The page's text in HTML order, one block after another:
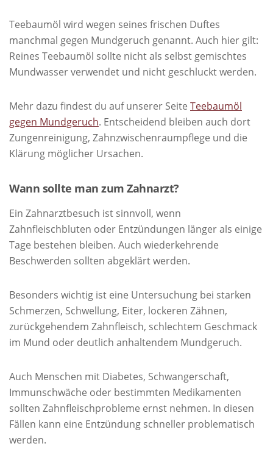
Teebaumöl wird wegen seines frischen Duftes
manchmal gegen Mundgeruch genannt. Auch hier gilt:
Reines Teebaumöl sollte nicht als selbst gemischtes
Mundwasser verwendet und nicht geschluckt werden.
Mehr dazu findest du auf unserer Seite Teebaumöl
gegen Mundgeruch. Entscheidend bleiben auch dort
Zungenreinigung, Zahnzwischenraumpflege und die
Klärung möglicher Ursachen.
Wann sollte man zum Zahnarzt?
Ein Zahnarztbesuch ist sinnvoll, wenn
Zahnfleischbluten oder Entzündungen länger als einige
Tage bestehen bleiben. Auch wiederkehrende
Beschwerden sollten abgeklärt werden.
Besonders wichtig ist eine Untersuchung bei starken
Schmerzen, Schwellung, Eiter, lockeren Zähnen,
zurückgehendem Zahnfleisch, schlechtem Geschmack
im Mund oder deutlich anhaltendem Mundgeruch.
Auch Menschen mit Diabetes, Schwangerschaft,
Immunschwäche oder bestimmten Medikamenten
sollten Zahnfleischprobleme ernst nehmen. In diesen
Fällen kann eine Entzündung schneller problematisch
werden.